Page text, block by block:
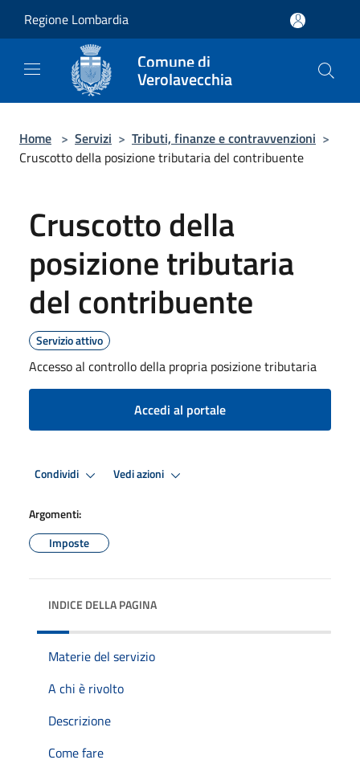
Regione Lombardia
Comune di
Verolavecchia
Home > Servizi > Tributi, finanze e contravvenzioni >
Cruscotto della posizione tributaria del contribuente
Cruscotto della
posizione tributaria
del contribuente
Servizio attivo
Accesso al controllo della propria posizione tributaria
Accedi al portale
Condividi Vedi azioni
Argomenti:
Imposte
INDICE DELLA PAGINA
Materie del servizio
A chi è rivolto
Descrizione
Come fare